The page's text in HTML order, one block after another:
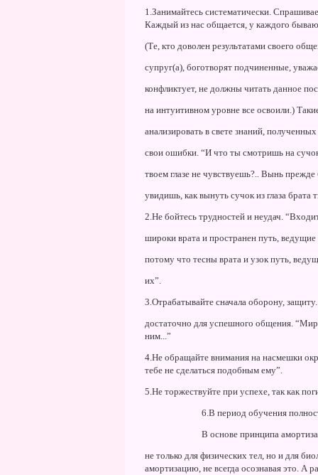
1.Занимайтесь систематически.
Каждый из нас общается, у каждого
(Те, кто доволен результатами своего
супруг(а), боготворят подчиненные,
конфликтует, не должны читать данное
на интуитивном уровне все освоили.)
анализировать в свете знаний,
свои ошибки. “И что ты смотришь на сучок
твоем глазе не чувствуешь?.. Вынь прежде
увидишь, как вынуть сучок из глаза брата
2.Hе бойтесь трудностей и неудач.
широки врата и пространен путь,
потому что тесны врата и узок путь,
их”.
3.Отрабатывайте сначала оборону,
достаточно для успешного общения.
ним...”
4.Hе обращайте внимания на насмешки
тебе не сделаться подобным ему”.
5.Hе торжествуйте при успехе, так как
6.В период обучения
В основе принципа
не только для физических тел, но и для
амортизацию, не всегда осознавая это. А